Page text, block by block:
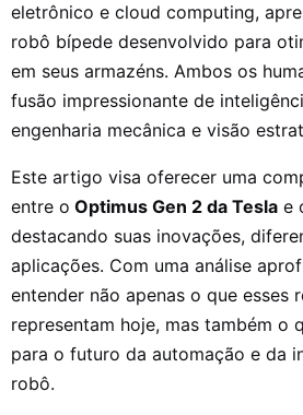
eletrônico e cloud computing,
robô bípede desenvolvido para
em seus armazéns. Ambos os
fusão impressionante de
engenharia mecânica e visão
Este artigo visa oferecer uma
entre o Optimus Gen 2 da Tesla e
destacando suas inovações,
aplicações. Com uma análise
entender não apenas o que esses
representam hoje, mas também o
para o futuro da automação e da
robô.